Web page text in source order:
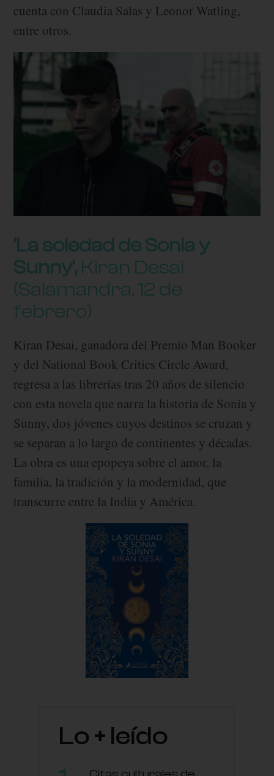
cuenta con Claudia Salas y Leonor Watling,
entre otros.
‘La soledad de Sonia y
Sunny’, Kiran Desai
(Salamandra, 12 de
febrero)
Kiran Desai, ganadora del Premio Man Booker
y del National Book Critics Circle Award,
regresa a las librerías tras 20 años de silencio
con esta novela que narra la historia de Sonia y
Sunny, dos jóvenes cuyos destinos se cruzan y
se separan a lo largo de continentes y décadas.
La obra es una epopeya sobre el amor, la
familia, la tradición y la modernidad, que
transcurre entre la India y América.
Lo + leído